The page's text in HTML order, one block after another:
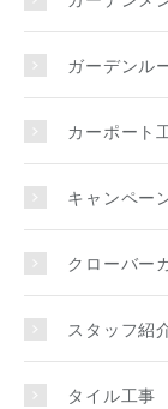
ガーデンル
カーポート
キャンペー
クローバー
スタッフ紹
タイル工事